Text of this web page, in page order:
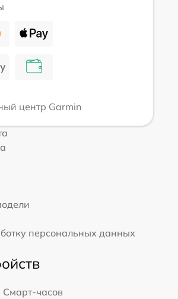
центр Garmin
персональных данных
Смарт-часов